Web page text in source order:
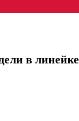
в линейке